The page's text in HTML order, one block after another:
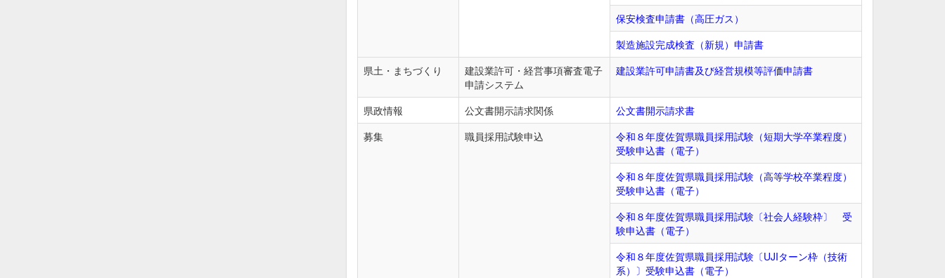
保安検査申請書（高圧ガス）
製造施設完成検査（新規）申請書
県土・まちづくり
建設業許可・経営事項審査電子
申請システム
建設業許可申請書及び経営規模等評価申請書
県政情報 公文書開示請求関係
公文書開示請求書
募集
職員採用試験申込
令和８年度佐賀県職員採用試験（短期大学卒業程度）
受験申込書（電子）
令和８年度佐賀県職員採用試験（高等学校卒業程度）
受験申込書（電子）
令和８年度佐賀県職員採用試験〔社会人経験枠〕 受
験申込書（電子）
令和８年度佐賀県職員採用試験〔UJIターン枠（技術
系）〕受験申込書（電子）